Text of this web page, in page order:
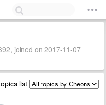
joined on 2017-11-07
list